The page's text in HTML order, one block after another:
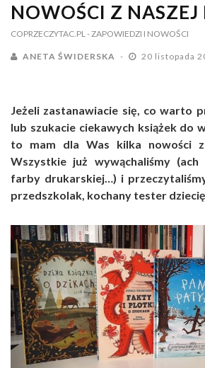
NOWOŚCI Z NASZEJ
COPRZECZYTAC.PL - ZAPOWIEDZI I NOWOŚCI
ANETA ŚWIDERSKA 20 listopada
Jeżeli zastanawiacie się, co warto
lub szukacie ciekawych książek do
to mam dla Was kilka nowości z
Wszystkie już wywąchaliśmy
farby drukarskiej…) i
przedszkolak, kochany tester